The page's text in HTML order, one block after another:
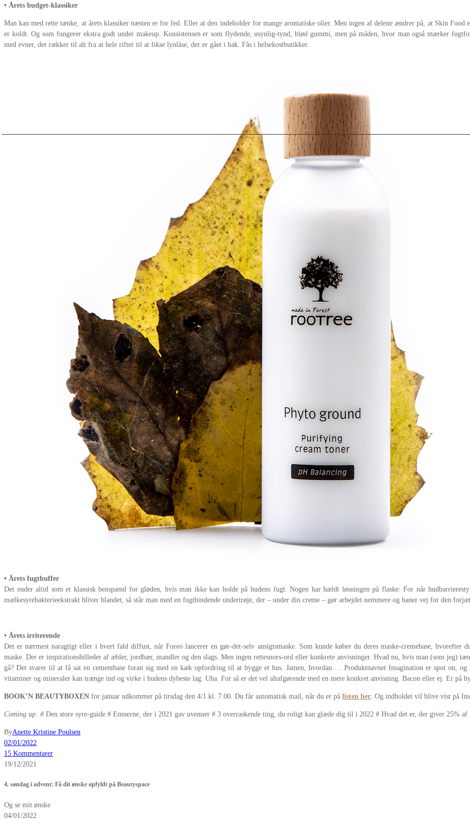
• Årets budget-klassiker
Man kan med rette tænke, at årets klassiker næsten er for fed. Eller at den indeholder for mange aromatiske olier. Men ingen af delene ændrer på, at Skin Food
er koldt. Og som fungerer ekstra godt under makeup. Konsistensen er som flydende, usynlig-tynd, blød gummi, men på måden, hvor man også mærker
med evner, der rækker til alt fra at hele rifter til at fikse lynlåse, der er gået i hak. Fås i helsekostbutikker.
• Årets fugtbuffer
Det ender altid som et klassisk benspænd for gløden, hvis man ikke kan holde på hudens fugt. Nogen har hældt løsningen på flaske: For når
mælkesyrebakterieekstrakt bliver blandet, så står man med en fugtbindende undertrøje, der – under din creme – gør arbejdet nemmere og baner vej for den
• Årets irriterende
Det er nærmest naragtigt eller i hvert fald diffust, når Foreo lancerer en gør-det-selv ansigtsmaske. Som kunde køber du deres maske-cremebase,
maske. Der er inspirationsbilleder af æbler, jordbær, mandler og den slags. Men ingen rettesnors-ord eller konkrete anvisninger. Hvad nu, hvis man (som jeg)
gå? Det svarer til at få sat en cementbase foran sig med en kæk opfordring til at bygge et hus. Jamen, hvordan … Produktnavnet Imagination er spot on, og
vitaminer og mineraler kan trænge ind og virke i hudens dybeste lag. Uha. For så er det vel altafgørende med en mere konkret anvisning. Bacon eller ej. Er på
BOOK’N BEAUTYBOXEN for januar udkommer på tirsdag den 4/1 kl. 7.00. Du får automatisk mail, når du er på listen her . Og indholdet vil blive vist på
Coming up: # Den store syre-guide # Emnerne, der i 2021 gav uvenner # 3 overraskende ting, du roligt kan glæde dig til i 2022 # Hvad det er, der giver 25% af
ByAnette Kristine Poulsen
02/01/2022
15 Kommentarer
19/12/2021
4. søndag i advent: Få dit ønske opfyldt på Beautyspace
Og se mit ønske
04/01/2022